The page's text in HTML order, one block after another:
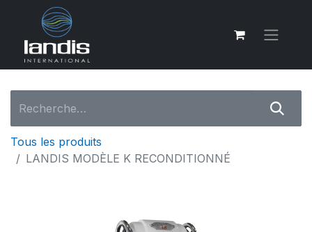
Tous les produits
LANDIS MODÈLE K RECONDITIONNÉ